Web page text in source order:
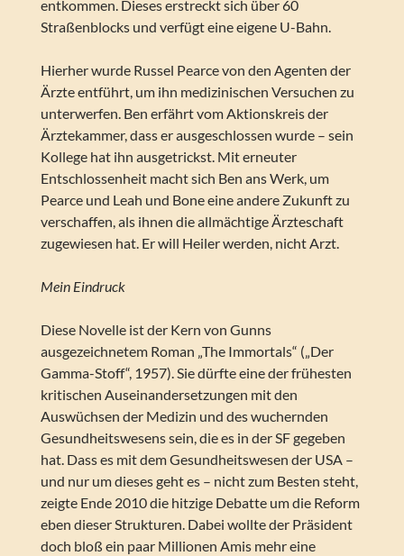
entkommen. Dieses erstreckt sich über 60
Straßenblocks und verfügt eine eigene U-Bahn.
Hierher wurde Russel Pearce von den Agenten der
Ärzte entführt, um ihn medizinischen Versuchen zu
unterwerfen. Ben erfährt vom Aktionskreis der
Ärztekammer, dass er ausgeschlossen wurde – sein
Kollege hat ihn ausgetrickst. Mit erneuter
Entschlossenheit macht sich Ben ans Werk, um
Pearce und Leah und Bone eine andere Zukunft zu
verschaffen, als ihnen die allmächtige Ärzteschaft
zugewiesen hat. Er will Heiler werden, nicht Arzt.
Mein Eindruck
Diese Novelle ist der Kern von Gunns
ausgezeichnetem Roman „The Immortals“ („Der
Gamma-Stoff“, 1957). Sie dürfte eine der frühesten
kritischen Auseinandersetzungen mit den
Auswüchsen der Medizin und des wuchernden
Gesundheitswesens sein, die es in der SF gegeben
hat. Dass es mit dem Gesundheitswesen der USA –
und nur um dieses geht es – nicht zum Besten steht,
zeigte Ende 2010 die hitzige Debatte um die Reform
eben dieser Strukturen. Dabei wollte der Präsident
doch bloß ein paar Millionen Amis mehr eine